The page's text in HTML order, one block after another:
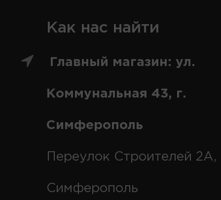
Как нас найти
Главный магазин: ул.
Коммунальная 43, г.
Симферополь
Переулок Строителей 2А,
Симферополь